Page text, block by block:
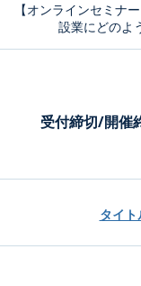
【オンラインセミナ
設業にどのよ
受付締切/開催
タイト